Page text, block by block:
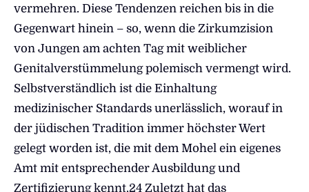
vermehren. Diese Tendenzen reichen bis in die
Gegenwart hinein – so, wenn die Zirkumzision
von Jungen am achten Tag mit weiblicher
Genitalverstümmelung polemisch vermengt wird.
Selbstverständlich ist die Einhaltung
medizinischer Standards unerlässlich, worauf in
der jüdischen Tradition immer höchster Wert
gelegt worden ist, die mit dem Mohel ein eigenes
Amt mit entsprechender Ausbildung und
Zertifizierung kennt.24 Zuletzt hat das